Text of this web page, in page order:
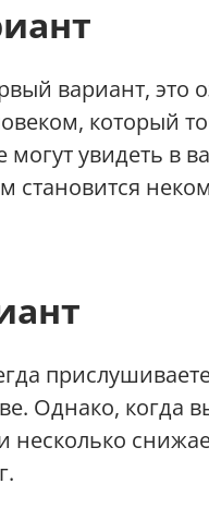
вариант, это
который
увидеть в
становится
Однако, когда
несколько